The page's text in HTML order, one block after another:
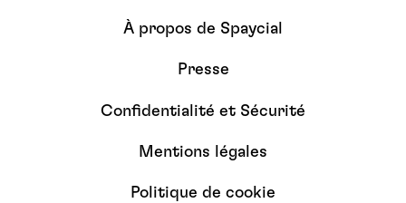
À propos de Spaycial
Presse
Confidentialité et Sécurité
Mentions légales
Politique de cookie